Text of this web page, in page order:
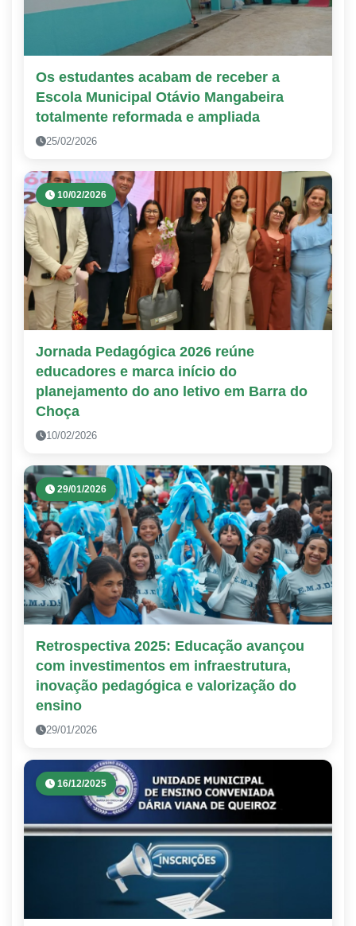
Os estudantes acabam de receber a
Escola Municipal Otávio Mangabeira
totalmente reformada e ampliada
25/02/2026
10/02/2026
Jornada Pedagógica 2026 reúne
educadores e marca início do
planejamento do ano letivo em Barra do
Choça
10/02/2026
29/01/2026
Retrospectiva 2025: Educação avançou
com investimentos em infraestrutura,
inovação pedagógica e valorização do
ensino
29/01/2026
16/12/2025